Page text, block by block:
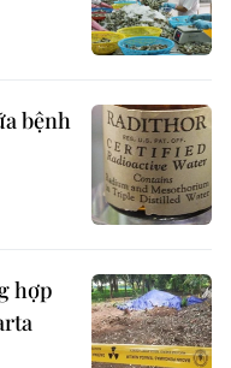
bệnh
hợp